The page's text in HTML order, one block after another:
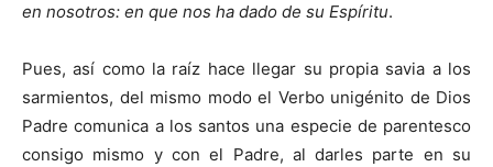
en nosotros: en que nos ha dado de su Espíritu.
Pues, así como la raíz hace llegar su propia savia a los
sarmientos, del mismo modo el Verbo unigénito de Dios
Padre comunica a los santos una especie de parentesco
consigo mismo y con el Padre, al darles parte en su